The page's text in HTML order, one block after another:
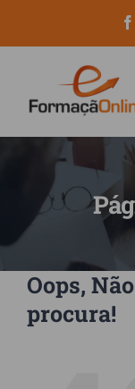
to
Oops,
procura!